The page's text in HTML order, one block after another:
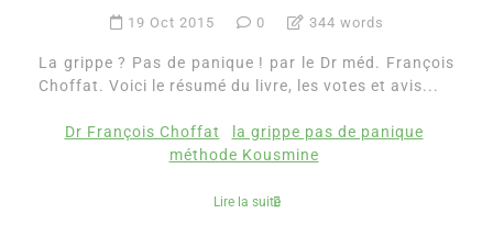
19 Oct 2015 0 344 words
La grippe ? Pas de panique ! par le Dr méd. François
Choffat. Voici le résumé du livre, les votes et avis...
Dr François Choffat
la grippe pas de panique
méthode Kousmine
Lire la suite